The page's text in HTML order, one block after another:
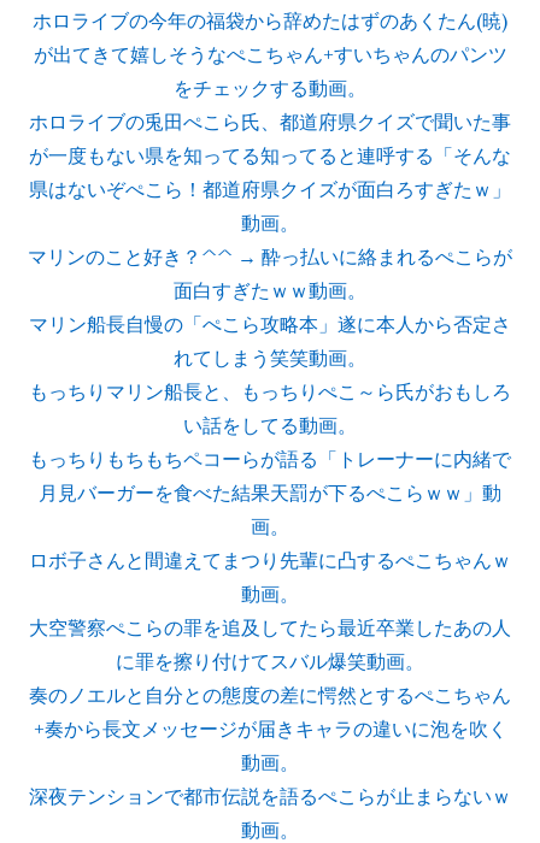
ホロライブの今年の福袋から辞めたはずのあくたん(暁)
が出てきて嬉しそうなぺこちゃん+すいちゃんのパンツ
をチェックする動画。
ホロライブの兎田ぺこら氏、都道府県クイズで聞いた事
が一度もない県を知ってる知ってると連呼する「そんな
県はないぞぺこら！都道府県クイズが面白ろすぎたｗ」
動画。
マリンのこと好き？^^ → 酔っ払いに絡まれるぺこらが
面白すぎたｗｗ動画。
マリン船長自慢の「ぺこら攻略本」遂に本人から否定さ
れてしまう笑笑動画。
もっちりマリン船長と、もっちりぺこ～ら氏がおもしろ
い話をしてる動画。
もっちりもちもちペコーらが語る「トレーナーに内緒で
月見バーガーを食べた結果天罰が下るぺこらｗｗ」動
画。
ロボ子さんと間違えてまつり先輩に凸するぺこちゃんｗ
動画。
大空警察ぺこらの罪を追及してたら最近卒業したあの人
に罪を擦り付けてスバル爆笑動画。
奏のノエルと自分との態度の差に愕然とするぺこちゃん
+奏から長文メッセージが届きキャラの違いに泡を吹く
動画。
深夜テンションで都市伝説を語るぺこらが止まらないｗ
動画。